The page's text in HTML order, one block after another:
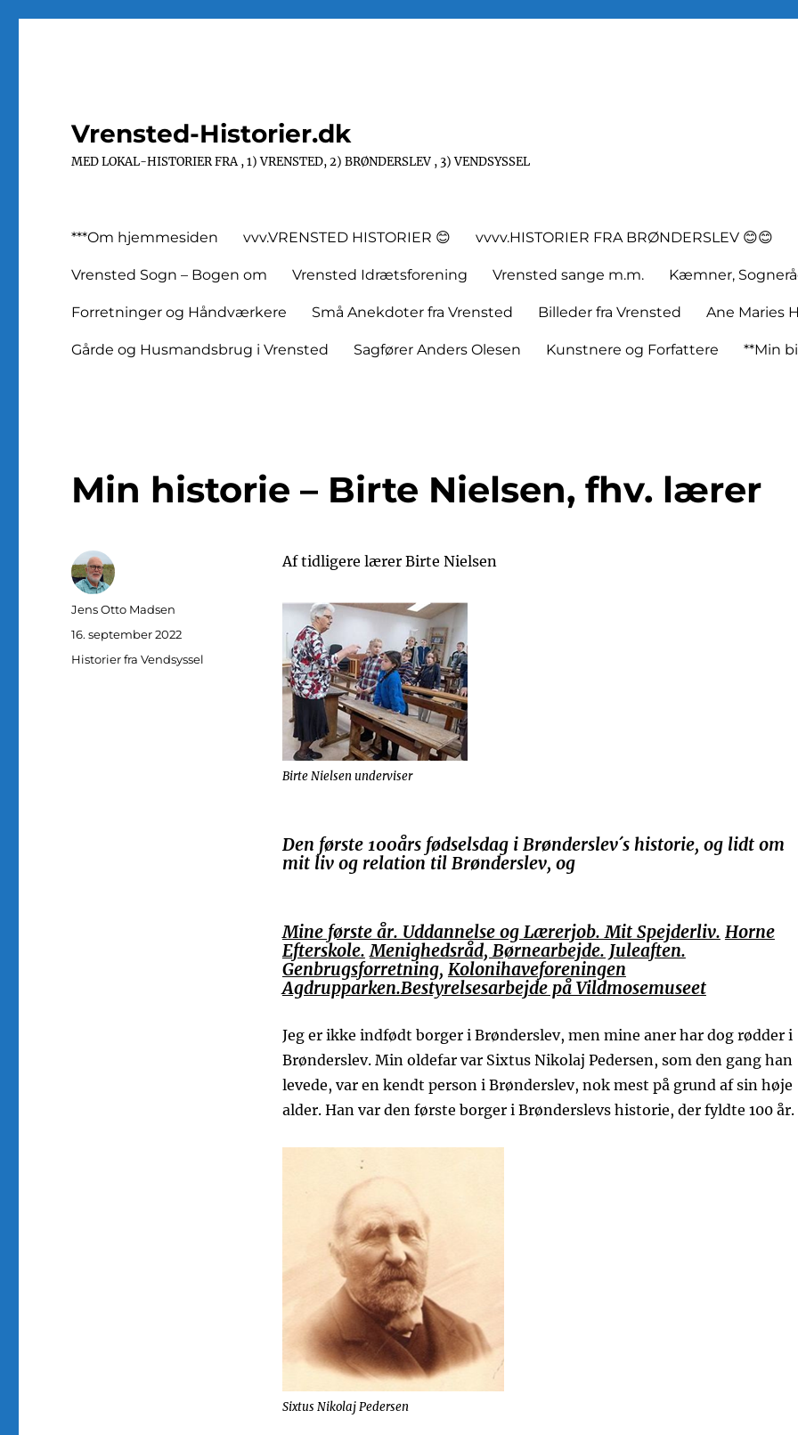
Vrensted-Historier.dk
MED LOKAL-HISTORIER FRA , 1) VRENSTED, 2) BRØNDERSLEV , 3) VENDSYSSEL
***Om hjemmesiden vvv.VRENSTED HISTORIER 😊 vvvv.HISTORIER FRA BRØNDERSLEV 😊😊
Vrensted Sogn – Bogen om Vrensted Idrætsforening Vrensted sange m.m. Kæmner,
Forretninger og Håndværkere Små Anekdoter fra Vrensted Billeder fra Vrensted Ane Maries
Gårde og Husmandsbrug i Vrensted Sagfører Anders Olesen Kunstnere og Forfattere **Min
Min historie – Birte Nielsen, fhv. lærer
Af tidligere lærer Birte Nielsen
Birte Nielsen underviser
Den første 100års fødselsdag i Brønderslev´s historie, og lidt om
mit liv og relation til Brønderslev, og
Mine første år. Uddannelse og Lærerjob. Mit Spejderliv. Horne
Efterskole. Menighedsråd, Børnearbejde. Juleaften.
Genbrugsforretning, Kolonihaveforeningen
Agdrupparken.Bestyrelsesarbejde på Vildmosemuseet
Jeg er ikke indfødt borger i Brønderslev, men mine aner har dog rødder i
Brønderslev. Min oldefar var Sixtus Nikolaj Pedersen, som den gang han
levede, var en kendt person i Brønderslev, nok mest på grund af sin høje
alder. Han var den første borger i Brønderslevs historie, der fyldte 100 år.
Sixtus Nikolaj Pedersen
Forfatter
Jens Otto Madsen
Udgivet
16. september 2022
Kategorier
Historier fra Vendsyssel